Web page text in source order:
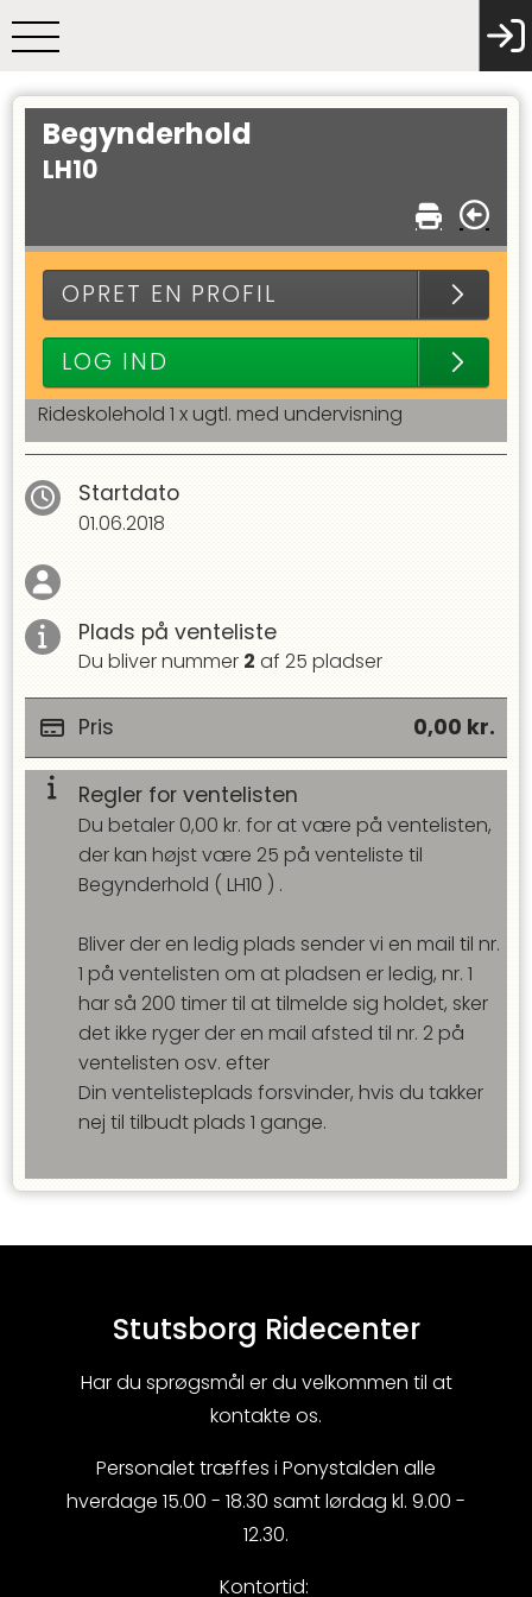
Begynderhold
LH10
OPRET EN PROFIL
LOG IND
Rideskolehold 1 x ugtl. med undervisning
Startdato
01.06.2018
Plads på venteliste
Du bliver nummer 2 af 25 pladser
Pris 0,00 kr.
Regler for ventelisten
Du betaler 0,00 kr. for at være på ventelisten,
der kan højst være 25 på venteliste til
Begynderhold ( LH10 ) .
Bliver der en ledig plads sender vi en mail til nr.
1 på ventelisten om at pladsen er ledig, nr. 1
har så 200 timer til at tilmelde sig holdet, sker
det ikke ryger der en mail afsted til nr. 2 på
ventelisten osv. efter
Din ventelisteplads forsvinder, hvis du takker
nej til tilbudt plads 1 gange.
Stutsborg Ridecenter
Har du sprøgsmål er du velkommen til at
kontakte os.
Personalet træffes i Ponystalden alle
hverdage 15.00 - 18.30 samt lørdag kl. 9.00 -
12.30.
Kontortid: